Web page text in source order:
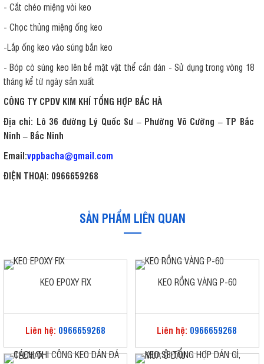
- Cắt chéo miệng vòi keo
- Chọc thủng miệng ống keo
-Lắp ống keo vào súng bắn keo
- Bóp cò súng keo lên bề mặt vật thể cần dán - Sử dụng trong vòng 18
tháng kể từ ngày sản xuất
CÔNG TY CPDV KIM KHÍ TỔNG HỢP BẮC HÀ
Địa chỉ: Lô 36 đường Lý Quốc Sư – Phường Võ Cường – TP Bắc
Ninh – Bắc Ninh
Email:vppbacha@gmail.com
ĐIỆN THOẠI: 0966659268
SẢN PHẨM LIÊN QUAN
KEO EPOXY FIX
Liên hệ: 0966659268
KEO RỒNG VÀNG P-60
Liên hệ: 0966659268